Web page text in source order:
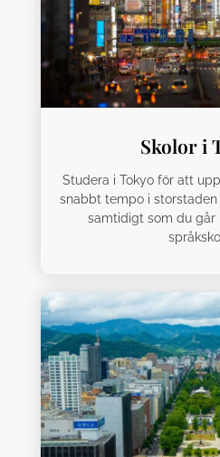
Skolor i
Studera i Tokyo för att
snabbt tempo i
samtidigt som du går